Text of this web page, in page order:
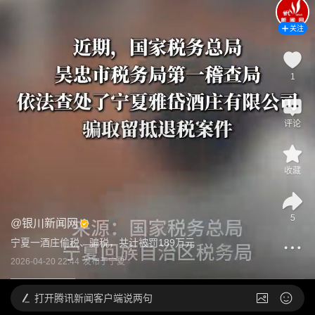
@银川新闻网
宁夏一酒庄偷税、骗税，共计被罚189万元
2026-04-20 22:44 发布于宁夏
关注
1
评论
收藏
5
打开腾讯新闻客户端说两句